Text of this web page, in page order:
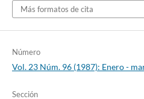
Más formatos de cita
Número
Vol. 23 Núm. 96 (1987): Enero -
Sección